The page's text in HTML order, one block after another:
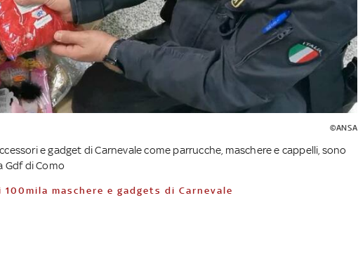
©ANSA
e gadget di Carnevale come parrucche, maschere e cappelli, sono
Gdf di Como
100mila maschere e gadgets di Carnevale